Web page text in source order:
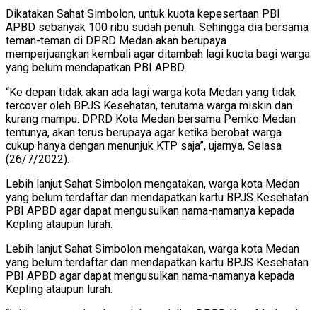
Dikatakan Sahat Simbolon, untuk kuota kepesertaan PBI
APBD sebanyak 100 ribu sudah penuh. Sehingga dia bersama
teman-teman di DPRD Medan akan berupaya
memperjuangkan kembali agar ditambah lagi kuota bagi warga
yang belum mendapatkan PBI APBD.
“Ke depan tidak akan ada lagi warga kota Medan yang tidak
tercover oleh BPJS Kesehatan, terutama warga miskin dan
kurang mampu. DPRD Kota Medan bersama Pemko Medan
tentunya, akan terus berupaya agar ketika berobat warga
cukup hanya dengan menunjuk KTP saja”, ujarnya, Selasa
(26/7/2022).
Lebih lanjut Sahat Simbolon mengatakan, warga kota Medan
yang belum terdaftar dan mendapatkan kartu BPJS Kesehatan
PBI APBD agar dapat mengusulkan nama-namanya kepada
Kepling ataupun lurah.
Lebih lanjut Sahat Simbolon mengatakan, warga kota Medan
yang belum terdaftar dan mendapatkan kartu BPJS Kesehatan
PBI APBD agar dapat mengusulkan nama-namanya kepada
Kepling ataupun lurah.